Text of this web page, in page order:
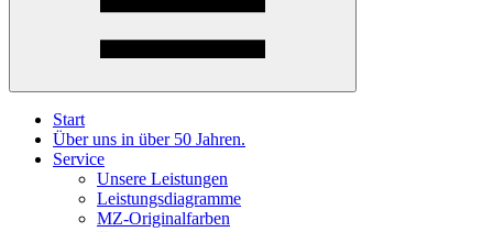
Start
Über uns in über 50 Jahren.
Service
Unsere Leistungen
Leistungsdiagramme
MZ-Originalfarben